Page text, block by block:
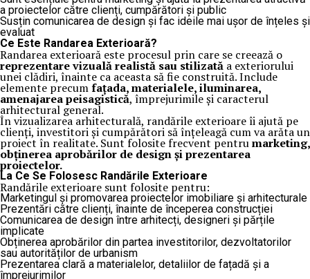
a proiectelor către clienți, cumpărători și public
Susțin comunicarea de design și fac ideile mai ușor de înțeles și
evaluat
Ce Este Randarea Exterioară?
Randarea exterioară este procesul prin care se creează o
reprezentare vizuală realistă sau stilizată a exteriorului
unei clădiri, înainte ca aceasta să fie construită. Include
elemente precumfațada, materialele, iluminarea,
amenajarea peisagistică, împrejurimile și caracterul
arhitectural general.
În vizualizarea arhitecturală, randările exterioare îi ajută pe
clienți, investitori și cumpărători să înțeleagă cum va arăta un
proiect în realitate. Sunt folosite frecvent pentrumarketing,
obținerea aprobărilor de design și prezentarea
proiectelor.
La Ce Se Folosesc Randările Exterioare
Randările exterioare sunt folosite pentru:
Marketingul și promovarea proiectelor imobiliare și arhitecturale
Prezentări către clienți, înainte de începerea construcției
Comunicarea de design între arhitecți, designeri și părțile
implicate
Obținerea aprobărilor din partea investitorilor, dezvoltatorilor
sau autorităților de urbanism
Prezentarea clară a materialelor, detaliilor de fațadă și a
împrejurimilor